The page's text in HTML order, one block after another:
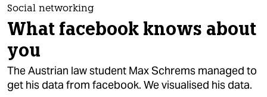
themen
politik
öko
gesellschaft
Social networking
What facebook knows about
you
The Austrian law student Max Schrems managed to
get his data from facebook. We visualised his data.